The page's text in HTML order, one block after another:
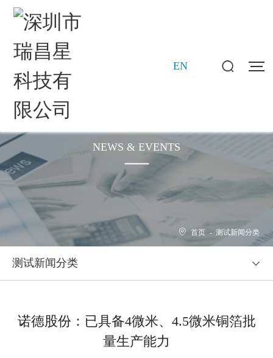
EN
NEWS & EVENTS
首页 - 测试新闻分类
测试新闻分类
诺德股份：已具备4微米、4.5微米铜箔批
量生产能力